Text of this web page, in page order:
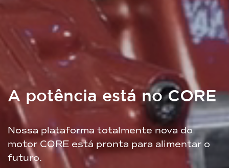
A potência está no CORE
Nossa plataforma totalmente nova do
motor CORE está pronta para alimentar o
futuro.